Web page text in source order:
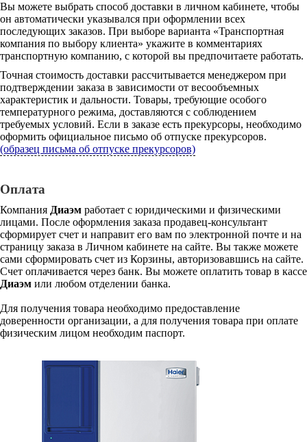
Вы можете выбрать способ доставки в личном кабинете, чтобы
он автоматически указывался при оформлении всех
последующих заказов. При выборе варианта «Транспортная
компания по выбору клиента» укажите в комментариях
транспортную компанию, с которой вы предпочитаете работать.
Точная стоимость доставки рассчитывается менеджером при
подтверждении заказа в зависимости от весообъемных
характеристик и дальности. Товары, требующие особого
температурного режима, доставляются с соблюдением
требуемых условий. Если в заказе есть прекурсоры, необходимо
оформить официальное письмо об отпуске прекурсоров.
(образец письма об отпуске прекурсоров)
Оплата
Компания Диаэм работает с юридическими и физическими
лицами. После оформления заказа продавец-консультант
сформирует счет и направит его вам по электронной почте и на
страницу заказа в Личном кабинете на сайте. Вы также можете
сами сформировать счет из Корзины, авторизовавшись на сайте.
Счет оплачивается через банк. Вы можете оплатить товар в кассе
Диаэм или любом отделении банка.
Для получения товара необходимо предоставление
доверенности организации, а для получения товара при оплате
физическим лицом необходим паспорт.